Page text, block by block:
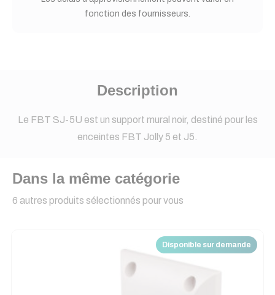
fonction des fournisseurs.
Description
Le FBT SJ-5U est un support mural noir, destiné pour les
enceintes FBT Jolly 5 et J5.
Dans la même catégorie
6 autres produits sélectionnés pour vous
Disponible sur demande